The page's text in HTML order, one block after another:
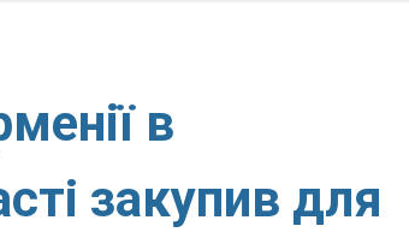
в
закупив для